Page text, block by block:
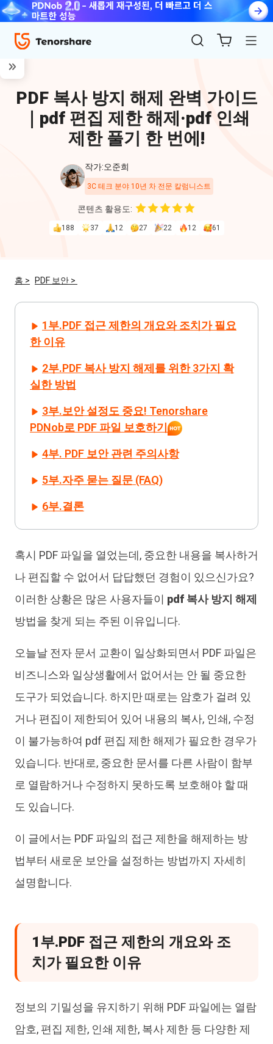
ReiBoot
4uKey
iAnyGo
PDF 복사 방지 해제 완벽 가이드
｜pdf 편집 제한 해제·pdf 인쇄
제한 풀기 한 번에!
작가:오준희
3C 테크 분야 10년 차 전문 칼럼니스트
콘텐츠 활용도:
188 37 12 27 22 12 61
홈 > PDF 보안 >
1부.PDF 접근 제한의 개요와 조치가 필요
한 이유
2부.PDF 복사 방지 해제를 위한 3가지 확
실한 방법
3부.보안 설정도 중요! Tenorshare
PDNob로 PDF 파일 보호하기
4부. PDF 보안 관련 주의사항
5부.자주 묻는 질문 (FAQ)
6부.결론
혹시 PDF 파일을 열었는데, 중요한 내용을 복사하거
나 편집할 수 없어서 답답했던 경험이 있으신가요?
이러한 상황은 많은 사용자들이 pdf 복사 방지 해제
방법을 찾게 되는 주된 이유입니다.
오늘날 전자 문서 교환이 일상화되면서 PDF 파일은
비즈니스와 일상생활에서 없어서는 안 될 중요한
도구가 되었습니다. 하지만 때로는 암호가 걸려 있
거나 편집이 제한되어 있어 내용의 복사, 인쇄, 수정
이 불가능하여 pdf 편집 제한 해제가 필요한 경우가
있습니다. 반대로, 중요한 문서를 다른 사람이 함부
로 열람하거나 수정하지 못하도록 보호해야 할 때
도 있습니다.
이 글에서는 PDF 파일의 접근 제한을 해제하는 방
법부터 새로운 보안을 설정하는 방법까지 자세히
설명합니다.
1부.PDF 접근 제한의 개요와 조
치가 필요한 이유
정보의 기밀성을 유지하기 위해 PDF 파일에는 열람
암호, 편집 제한, 인쇄 제한, 복사 제한 등 다양한 제